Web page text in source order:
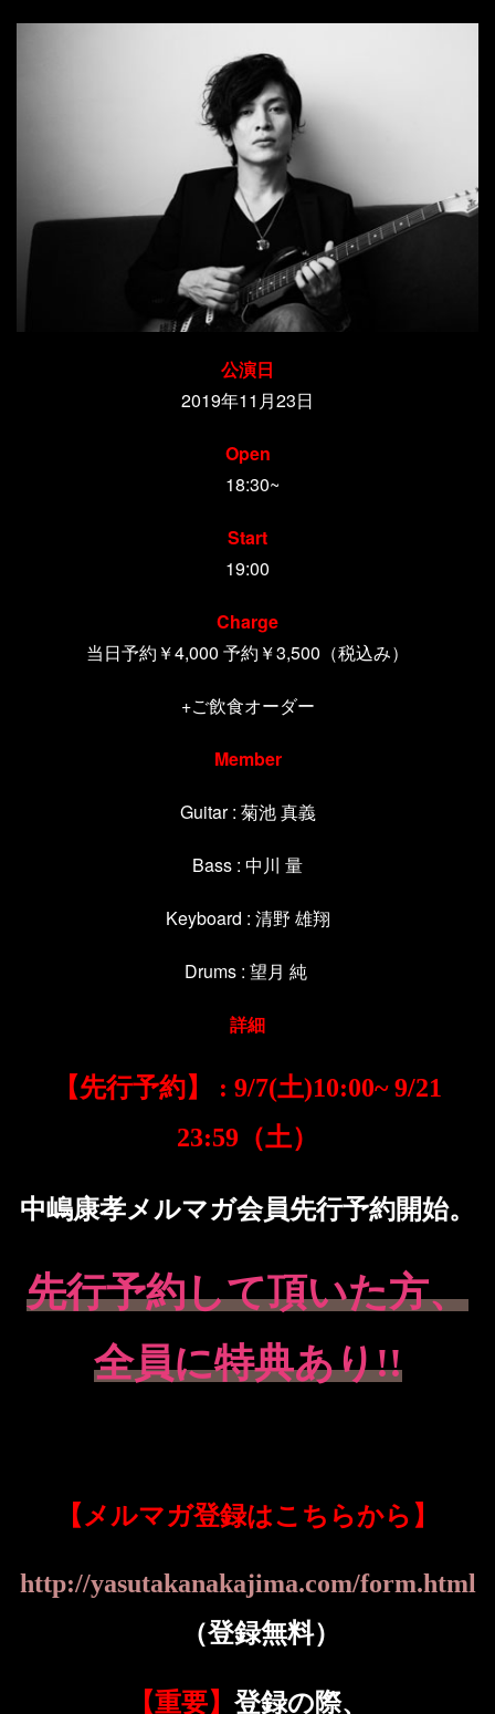
公演日
2019年11月23日
Open
18:30~
Start
19:00
Charge
当日予約￥4,000 予約￥3,500（税込み）
+ご飲食オーダー
Member
Guitar : 菊池 真義
Bass : 中川 量
Keyboard : 清野 雄翔
Drums : 望月 純
詳細
【先行予約】 : 9/7(土)10:00~ 9/21
23:59 （土）
中嶋康孝メルマガ会員先行予約開始。
先行予約して頂いた方、
全員に特典あり!!
【メルマガ登録はこちらから】
http://yasutakanakajima.com/form.html
（登録無料）
【重要】 登録の際、